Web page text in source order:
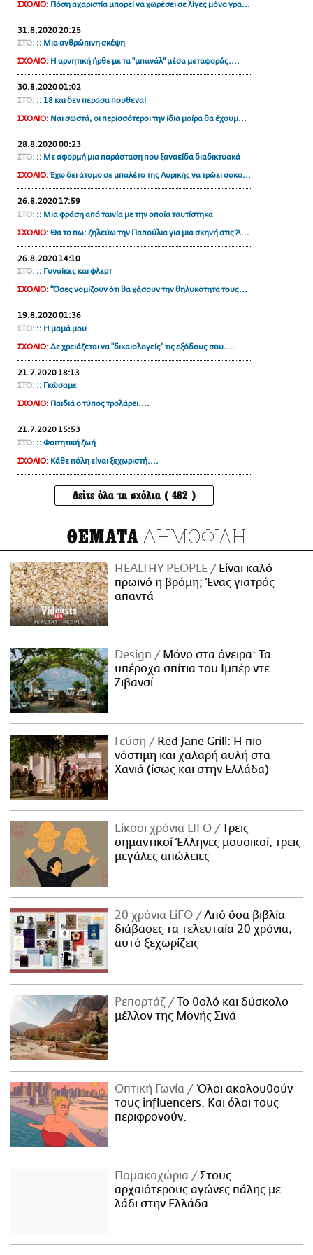
ΑΜΠΑ
PRINT
ΣΧΟΛΙΟ: Πόση αχαριστία μπορεί να χωρέσει σε λίγες μόνο γρα...
31.8.2020 20:25
ΣΤΟ: :: Μια ανθρώπινη σκέψη
ΣΧΟΛΙΟ: Η αρνητική ήρθε με τα ''μπανάλ'' μέσα μεταφοράς....
30.8.2020 01:02
ΣΤΟ: :: 18 και δεν περασα πουθενα!
ΣΧΟΛΙΟ: Ναι σωστά, οι περισσότεροι την ίδια μοίρα θα έχουμ...
28.8.2020 00:23
ΣΤΟ: :: Με αφορμή μια παράσταση που ξαναείδα διαδικτυακά
ΣΧΟΛΙΟ: Έχω δει άτομο σε μπαλέτο της Λυρικής να τρώει σοκο...
26.8.2020 17:59
ΣΤΟ: :: Μια φράση από ταινία με την οποία ταυτίστηκα
ΣΧΟΛΙΟ: Θα το πω: ζηλεύω την Παπούλια για μια σκηνή στις Ά...
26.8.2020 14:10
ΣΤΟ: :: Γυναίκες και φλερτ
ΣΧΟΛΙΟ: ''Όσες νομίζουν ότι θα χάσουν την θηλυκότητα τους...
19.8.2020 01:36
ΣΤΟ: :: Η μαμά μου
ΣΧΟΛΙΟ: Δε χρειάζεται να ''δικαιολογείς'' τις εξόδους σου....
21.7.2020 18:13
ΣΤΟ: :: Γκώσαμε
ΣΧΟΛΙΟ: Παιδιά ο τύπος τρολάρει....
21.7.2020 15:53
ΣΤΟ: :: Φοιτητική ζωή
ΣΧΟΛΙΟ: Κάθε πόλη είναι ξεχωριστή....
Δείτε όλα τα σχόλια ( 462 )
ΘΕΜΑΤΑ ΔΗΜΟΦΙΛΗ
HEALTHY PEOPLE
Είναι καλό
πρωινό η βρόμη; Ένας γιατρός
απαντά
Design
Μόνο στα όνειρα: Τα
υπέροχα σπίτια του Ιμπέρ ντε
Ζιβανσί
Γεύση
Red Jane Grill: Η πιο
νόστιμη και χαλαρή αυλή στα
Χανιά (ίσως και στην Ελλάδα)
Είκοσι χρόνια LIFO
Tρεις
σημαντικοί Έλληνες μουσικοί, τρεις
μεγάλες απώλειες
20 χρόνια LiFO
Από όσα βιβλία
διάβασες τα τελευταία 20 χρόνια,
αυτό ξεχωρίζεις
Ρεπορτάζ
Το θολό και δύσκολο
μέλλον της Μονής Σινά
Οπτική Γωνία
Όλοι ακολουθούν
τους influencers. Και όλοι τους
περιφρονούν.
Πομακοχώρια
Στους
αρχαιότερους αγώνες πάλης με
λάδι στην Ελλάδα